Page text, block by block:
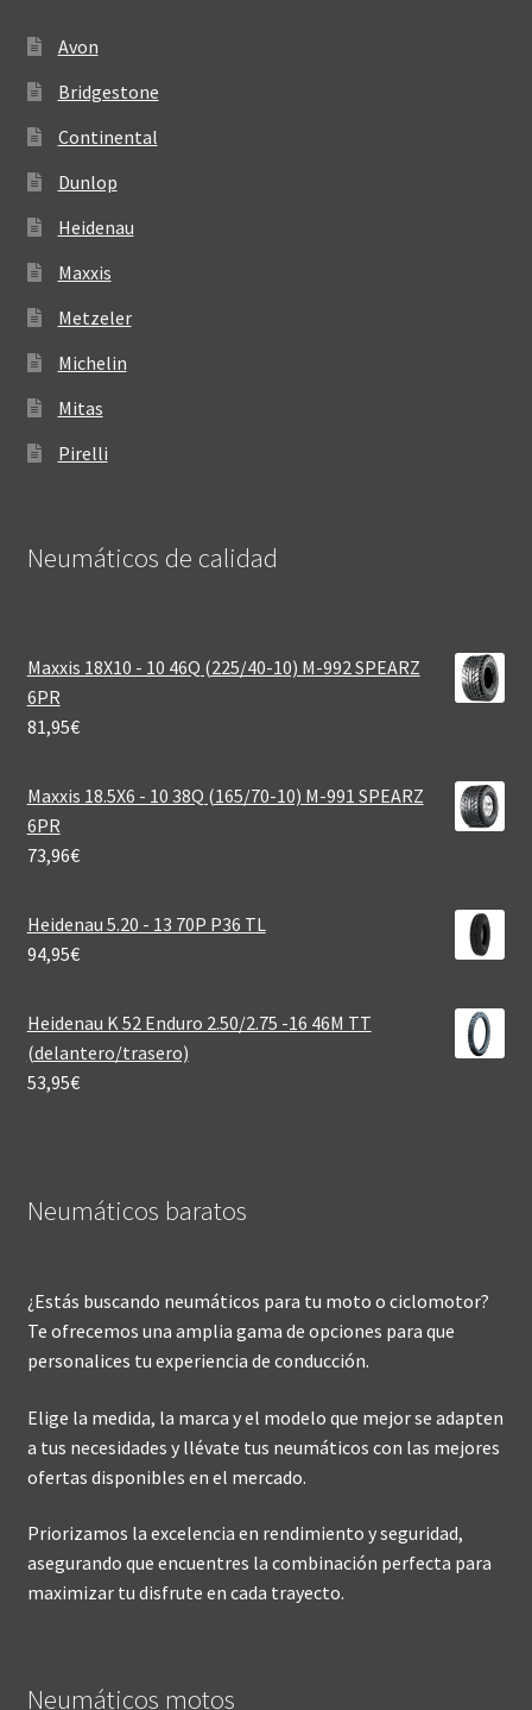
Avon
Bridgestone
Continental
Dunlop
Heidenau
Maxxis
Metzeler
Michelin
Mitas
Pirelli
Neumáticos de calidad‎
Maxxis 18X10 - 10 46Q (225/40-10) M-992 SPEARZ
6PR
81,95€
Maxxis 18.5X6 - 10 38Q (165/70-10) M-991 SPEARZ
6PR
73,96€
Heidenau 5.20 - 13 70P P36 TL
94,95€
Heidenau K 52 Enduro 2.50/2.75 -16 46M TT
(delantero/trasero)
53,95€
Neumáticos baratos
¿Estás buscando neumáticos para tu moto o ciclomotor?
Te ofrecemos una amplia gama de opciones para que
personalices tu experiencia de conducción.
Elige la medida, la marca y el modelo que mejor se adapten
a tus necesidades y llévate tus neumáticos con las mejores
ofertas disponibles en el mercado.
Priorizamos la excelencia en rendimiento y seguridad,
asegurando que encuentres la combinación perfecta para
maximizar tu disfrute en cada trayecto.
Neumáticos motos